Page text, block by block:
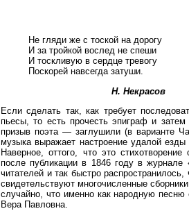
Не гляди же с тоской на дорогу
И за тройкой вослед не спеши
И тоскливую в сердце тревогу
Поскорей навсегда затуши.
Н. Некрасов
Если сделать так, как требует
пьесы, то есть прочесть эпиграф и
призыв поэта — заглушили (в варианте
музыка выражает настроение удалой
Наверное, оттого, что это
после публикации в 1846 году в журнале
читателей и так быстро
свидетельствуют многочисленные
случайно, что именно как народную
Вера Павловна.